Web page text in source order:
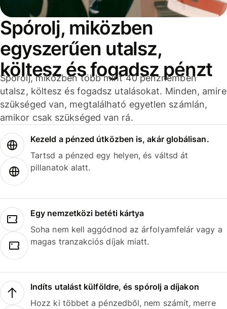
Spórolj, miközben
egyszerűen utalsz,
költesz és fogadsz pénzt
Spórolj, miközben több mint 40 pénznemben
utalsz, költesz és fogadsz utalásokat. Minden, amire
szükséged van, megtalálható egyetlen számlán,
amikor csak szükséged van rá.
Kezeld a pénzed útközben is, akár globálisan.
Tartsd a pénzed egy helyen, és váltsd át
pillanatok alatt.
Egy nemzetközi betéti kártya
Soha nem kell aggódnod az árfolyamfelár vagy a
magas tranzakciós díjak miatt.
Indíts utalást külföldre, és spórolj a díjakon
Hozz ki többet a pénzedből, nem számít, merre